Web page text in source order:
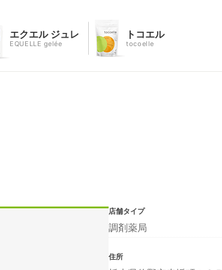
エクエル ジュレ
EQUELLE gelée
トコエル
tocoelle
店舗タイプ
調剤薬局
住所